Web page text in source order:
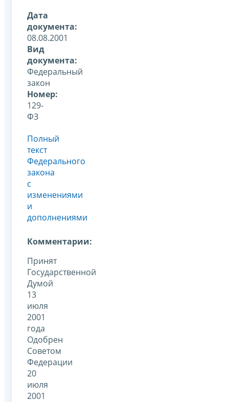
Дата
документа:
08.08.2001
Вид
документа:
Федеральный
закон
Номер:
129-
ФЗ
Полный
текст
Федерального
закона
с
изменениями
и
дополнениями
Комментарии:
Принят
Государственной
Думой
13
июля
2001
года
Одобрен
Советом
Федерации
20
июля
2001